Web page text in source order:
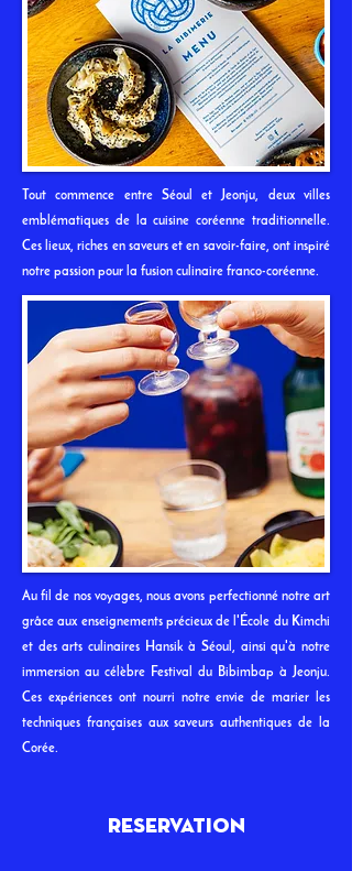
Tout commence entre Séoul et Jeonju, deux villes
emblématiques de la cuisine coréenne traditionnelle.
Ces lieux, riches en saveurs et en savoir-faire, ont inspiré
notre passion pour la fusion culinaire franco-coréenne.
Au fil de nos voyages, nous avons perfectionné notre art
grâce aux enseignements précieux de l'École du Kimchi
et des arts culinaires Hansik à Séoul, ainsi qu'à notre
immersion au célèbre Festival du Bibimbap à Jeonju.
Ces expériences ont nourri notre envie de marier les
techniques françaises aux saveurs authentiques de la
Corée.
reservation